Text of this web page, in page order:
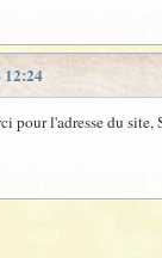
12:24
pour l'adresse du site,